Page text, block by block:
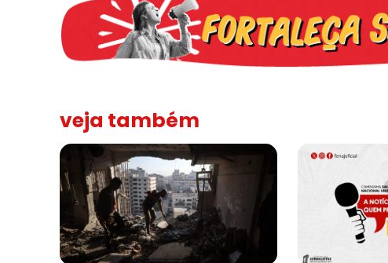
veja também
“Funeral para toda Gaza” — enquanto o Conselho da Paz
Assinada nova